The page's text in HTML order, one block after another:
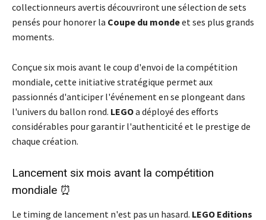
collectionneurs avertis découvriront une sélection de sets
pensés pour honorer la Coupe du mondeet ses plus grands
moments.
Conçue six mois avant le coup d'envoi de la compétition
mondiale, cette initiative stratégique permet aux
passionnés d'anticiper l'événement en se plongeant dans
l'univers du ballon rond. LEGOa déployé des efforts
considérables pour garantir l'authenticité et le prestige de
chaque création.
Lancement six mois avant la compétition
mondiale ⏰
Le timing de lancement n'est pas un hasard. LEGO Editions